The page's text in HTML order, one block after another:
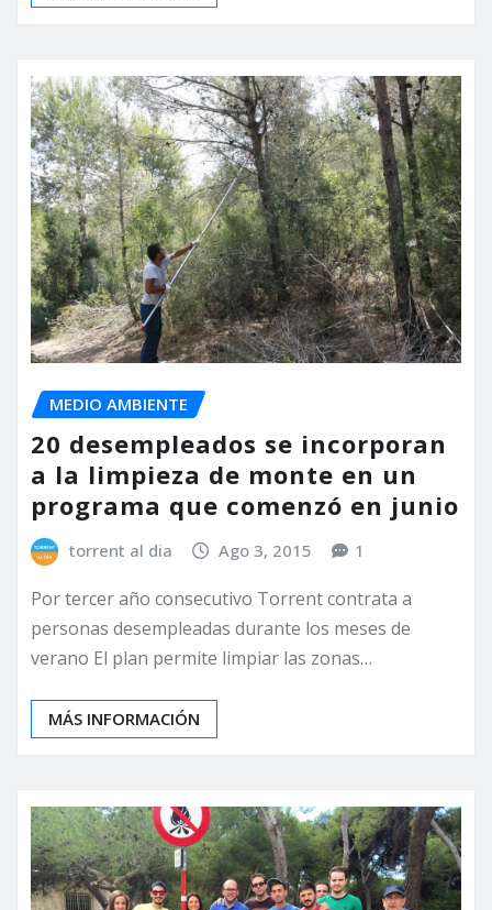
MEDIO AMBIENTE
20 desempleados se incorporan
a la limpieza de monte en un
programa que comenzó en junio
torrent al dia Ago 3, 2015 1
Por tercer año consecutivo Torrent contrata a
personas desempleadas durante los meses de
verano El plan permite limpiar las zonas…
MÁS INFORMACIÓN